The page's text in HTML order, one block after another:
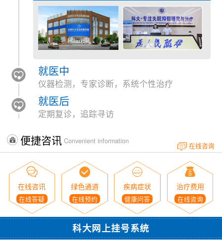
就医中
仪器检测，专家诊断，系统个性治疗
就医后
定期复诊，追踪寻访
便捷咨讯 Convenient information
在线咨询
在线咨讯
在线答疑
绿色通道
在线预约
疾病症状
健康问答
治疗费用
在线咨询
科大网上挂号系统